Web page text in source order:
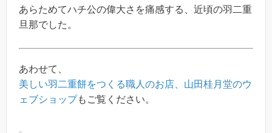
あらためてハチ公の偉大さを痛感する、近頃の羽二重
旦那でした。
あわせて、
美しい羽二重餅をつくる職人のお店、山田桂月堂のウ
ェブショップもご覧ください。